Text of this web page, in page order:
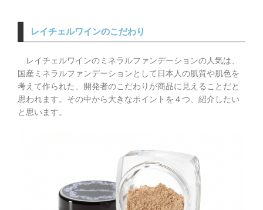
レイチェルワインのこだわり
レイチェルワインのミネラルファンデーションの人気は、
国産ミネラルファンデーションとして日本人の肌質や肌色を
考えて作られた、開発者のこだわりが商品に見えることだと
思われます。その中から大きなポイントを４つ、紹介したい
と思います。